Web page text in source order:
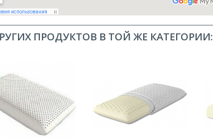
ПРОДУКТОВ В ТОЙ ЖЕ КАТЕГОРИИ: